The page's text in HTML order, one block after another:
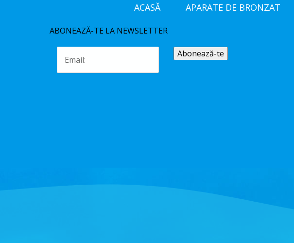
ACASĂ APARATE DE BRONZAT
ABONEAZĂ-TE LA NEWSLETTER